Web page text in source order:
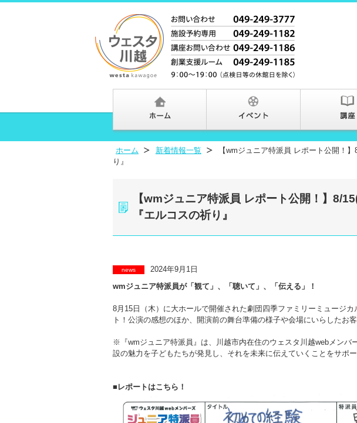
ホーム 新着情報一覧
【wmジュニア特派員 レポート公開！
り』
【wmジュニア特派員 レポート公開！】8/
『エルコスの祈り』
news
2024年9月1日
wmジュニア特派員が「観て」、「聴いて」、「伝える」！
8月15日（木）に大ホールで開催された劇団四季ファミリーミュージ
ト！公演の感想のほか、開演前の舞台準備の様子や会場にいらしたお
※『wmジュニア特派員』は、川越市内在住のウェスタ川越webメン
設の魅力を子どもたちが発見し、それを未来に伝えていくことをサポ
■レポートはこちら！